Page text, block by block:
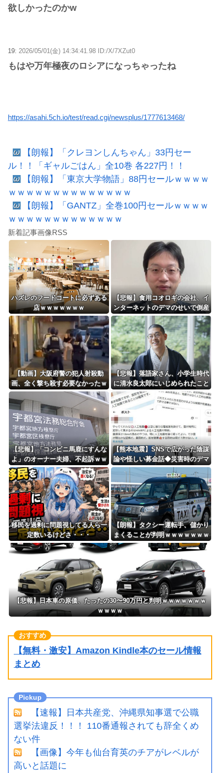
欲しかったのかw
19: 2026/05/01(金) 14:34:41.98 ID:/X/7XZut0
もはや万年極夜のロシアになっちゃったね
https://asahi.5ch.io/test/read.cgi/newsplus/1777613468/
【朗報】「クレヨンしんちゃん」33円セー
ル！！「ギャルごはん」全10巻 各227円！！
【朗報】「東京大学物語」88円セールｗｗｗｗ
ｗｗｗｗｗｗｗｗｗｗｗｗｗｗ
【朗報】「GANTZ」全巻100円セールｗｗｗｗ
ｗｗｗｗｗｗｗｗｗｗｗｗｗ
新着記事画像RSS
ハズレのフードコートに必ずある
店ｗｗｗｗｗｗｗ
【悲報】食用コオロギの会社、イ
ンターネットのデマのせいで倒産
ｗｗｗｗｗｗｗｗｗｗｗｗ
【動画】大阪府警の犯人射殺動
画、全く撃ち殺す必要なかったｗ
ｗｗｗｗｗｗｗｗｗｗ
【悲報】落語家さん、小学生時代
に清水良太郎にいじめられたこと
を告白
【悲報】「コンビニ馬鹿にすんな
よ」のオーナー夫婦、不起訴ｗｗ
ｗｗｗｗｗｗ
【熊本地震】SNSで広がった陰謀
論や怪しい募金話◆災害時のデマ
注意、専門家は「一次情報チェッ
クを」
移民を過剰に問題視してる人ら一
定数いるけどさ・・・
【朗報】タクシー運転手、儲かり
まくることが判明ｗｗｗｗｗｗｗ
ｗｗｗｗｗｗｗｗｗｗｗｗｗｗｗ
ｗｗｗ
【悲報】日本車の原価、たったの30〜90万円と判明ｗｗｗｗｗｗｗ
ｗｗｗｗ
【無料・激安】Amazon Kindle本のセール情報
まとめ
【速報】日本共産党、沖縄県知事選で公職
選挙法違反！！！ 110番通報されても辞全くめ
ない件
【画像】今年も仙台育英のチアがレベルが
高いと話題に